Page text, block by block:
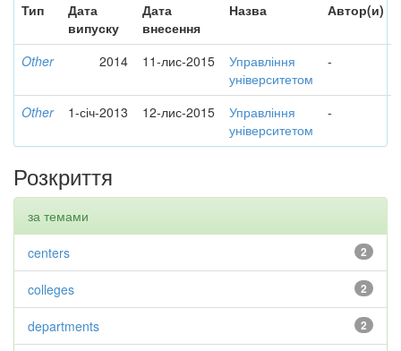
Тип
Дата
випуску
Дата
внесення
Назва Автор(и)
Other 2014 11-лис-2015
Управління
університетом
-
Other 1-січ-2013 12-лис-2015
Управління
університетом
-
Розкриття
за темами
2
centers
2
colleges
2
departments